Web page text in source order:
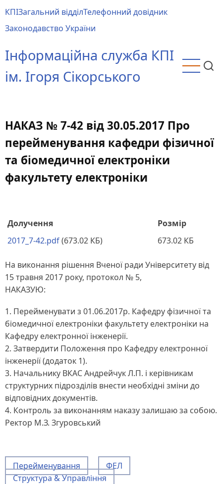
до
основного
КПІЗагальний відділТелефонний довідник
Законодавство України
Інформаційна служба КПІ
ім. Ігоря Сікорського
НАКАЗ № 7-42 від 30.05.2017 Про
перейменування кафедри фізичної
та біомедичної електроніки
факультету електроніки
Долучення
Розмір
2017_7-42.pdf(673.02 КБ) 673.02 КБ
На виконання рішення Вченої ради Університету від
15 травня 2017 року, протокол № 5,
НАКАЗУЮ:
1. Перейменувати з 01.06.2017р. Кафедру фізичної та
біомедичної електроніки факультету електроніки на
Кафедру електронної інженерії.
2. Затвердити Положення про Кафедру електронної
інженерії (додаток 1).
3. Начальнику ВКАС Андрейчук Л.П. і керівникам
структурних підрозділів внести необхідні зміни до
відповідних документів.
4. Контроль за виконанням наказу залишаю за собою.
Ректор М.З. Згуровський
Перейменування
ФЕЛ
Структура & Управління